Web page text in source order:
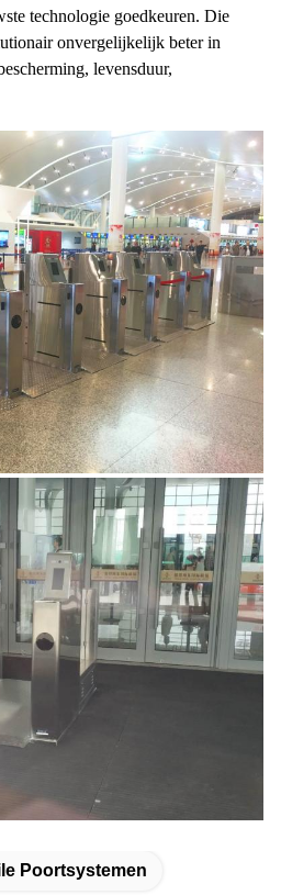
technologie goedkeuren. Die
onvergelijkelijk beter in
levensduur,
Poortsystemen